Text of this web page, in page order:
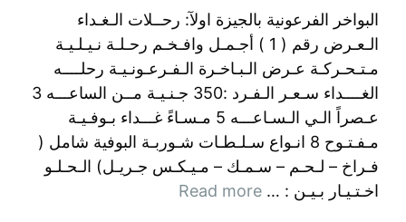
البواخر الفرعونية بالجيزة اولآ: رحــلات الـغـداء
الـعـرض رقم ( 1 ) أجـمـل وافـخـم رحـلـة نـيـلـيـة
مـتـحـركـة عـرض الـبـاخـرة الـفـرعـونـيـة رحلــــه
الغــــداء سـعـر الـفـرد :350 جـنـيـة مــن الساعـــه 3
عـصراً الـي الـسـاعـــه 5 مـسـاءً غـــداء بـوفـيـة
مـفـتـوح 8 انـواع سـلـطـات شـوربـة البوفية شامل (
فـراخ – لـحـم – سـمـك – مـيـكـس جـريـل) الـحـلـو
اخـتـيـار بـيـن : … Read more